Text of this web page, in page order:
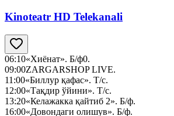
Kinoteatr HD Telekanali
06:10«Хиёнат». Б/ф0.
09:00ZARGARSHOP LIVE.
11:00«Биллур қафас». Т/с.
12:00«Тақдир ўйини». Т/с.
13:20«Келажакка қайтиб 2». Б/ф.
16:00«Довондаги олишув». Б/ф.